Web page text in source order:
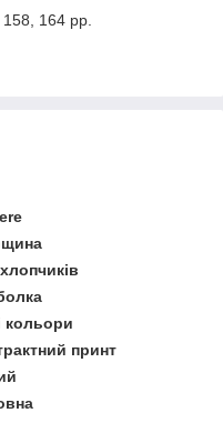
164 рр.
кольори
принт